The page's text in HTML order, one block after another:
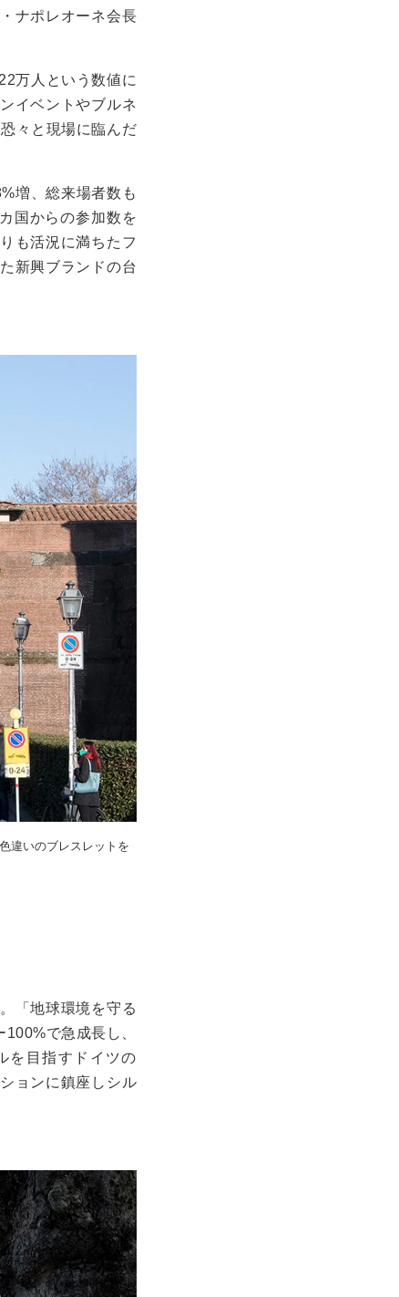
ナポレオーネ会長
22万人という数値に
イベントやブルネ
々と現場に臨んだ
増、総来場者数も
カ国からの参加数を
も活況に満ちたフ
新興ブランドの台
違いのブレスレットを
「地球環境を守る
で急成長し、
を目指すドイツの
ョンに鎮座しシル